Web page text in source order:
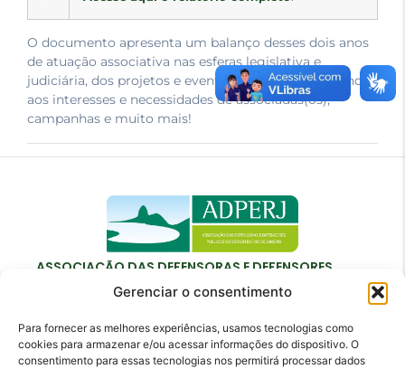
Gerenciar o consentimento
Para fornecer as melhores experiências, usamos tecnologias como
cookies para armazenar e/ou acessar informações do dispositivo. O
consentimento para essas tecnologias nos permitirá processar dados
O documento apresenta um balanço desses dois anos
de atuação associativa nas esferas legislativa e
judiciária, dos projetos e eventos voltados para atender
aos interesses e necessidades de associadas(os),
campanhas e muito mais!
ASSOCIAÇÃO DAS DEFENSORAS E DEFENSORES
PÚBLICOS DO ESTADO DO RIO DE JANEIRO